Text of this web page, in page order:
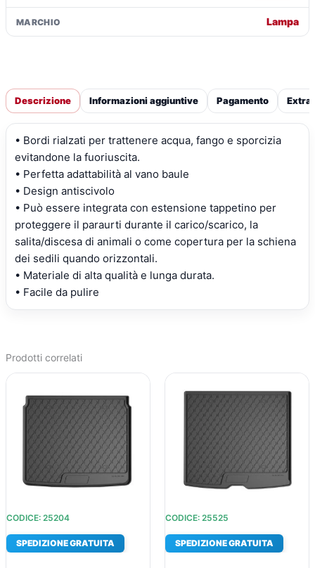
MARCHIO Lampa
Descrizione Informazioni aggiuntive Pagamento Extra
• Bordi rialzati per trattenere acqua, fango e sporcizia
evitandone la fuoriuscita.
• Perfetta adattabilità al vano baule
• Design antiscivolo
• Può essere integrata con estensione tappetino per
proteggere il paraurti durante il carico/scarico, la
salita/discesa di animali o come copertura per la schiena
dei sedili quando orizzontali.
• Materiale di alta qualità e lunga durata.
• Facile da pulire
Prodotti correlati
CODICE: 25204
SPEDIZIONE GRATUITA
ORIGINALE
ERA:
€90,77.
ATTUALE
È:
€65,09.
CODICE: 25525
SPEDIZIONE GRATUITA
PREZZO
ORIGINALE
ERA:
€97,72.
PREZZO
ATTUALE
È:
€69,88.